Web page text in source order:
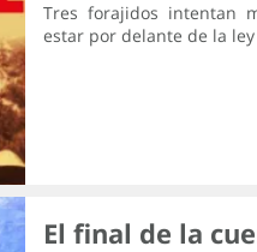
Tres forajidos intentan
estar por delante de la ley
El final de la